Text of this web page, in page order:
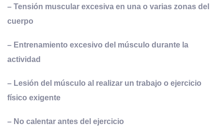
– Tensión muscular excesiva en una o varias zonas del
cuerpo
– Entrenamiento excesivo del músculo durante la
actividad
– Lesión del músculo al realizar un trabajo o ejercicio
físico exigente
– No calentar antes del ejercicio